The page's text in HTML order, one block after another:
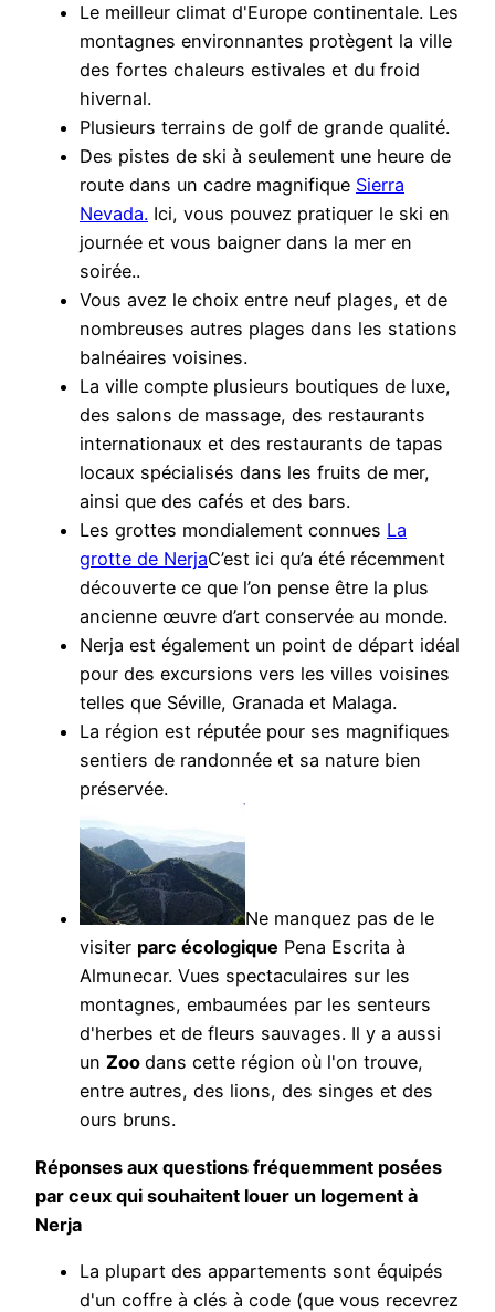
Le meilleur climat d'Europe continentale. Les
montagnes environnantes protègent la ville
des fortes chaleurs estivales et du froid
hivernal.
Plusieurs terrains de golf de grande qualité.
Des pistes de ski à seulement une heure de
route dans un cadre magnifique Sierra
Nevada. Ici, vous pouvez pratiquer le ski en
journée et vous baigner dans la mer en
soirée..
Vous avez le choix entre neuf plages, et de
nombreuses autres plages dans les stations
balnéaires voisines.
La ville compte plusieurs boutiques de luxe,
des salons de massage, des restaurants
internationaux et des restaurants de tapas
locaux spécialisés dans les fruits de mer,
ainsi que des cafés et des bars.
Les grottes mondialement connues La
grotte de NerjaC’est ici qu’a été récemment
découverte ce que l’on pense être la plus
ancienne œuvre d’art conservée au monde.
Nerja est également un point de départ idéal
pour des excursions vers les villes voisines
telles que Séville, Granada et Malaga.
La région est réputée pour ses magnifiques
sentiers de randonnée et sa nature bien
préservée.
Ne manquez pas de le
visiter parc écologique Pena Escrita à
Almunecar. Vues spectaculaires sur les
montagnes, embaumées par les senteurs
d'herbes et de fleurs sauvages. Il y a aussi
un Zoo dans cette région où l'on trouve,
entre autres, des lions, des singes et des
ours bruns.
Réponses aux questions fréquemment posées
par ceux qui souhaitent louer un logement à
Nerja
La plupart des appartements sont équipés
d'un coffre à clés à code (que vous recevrez